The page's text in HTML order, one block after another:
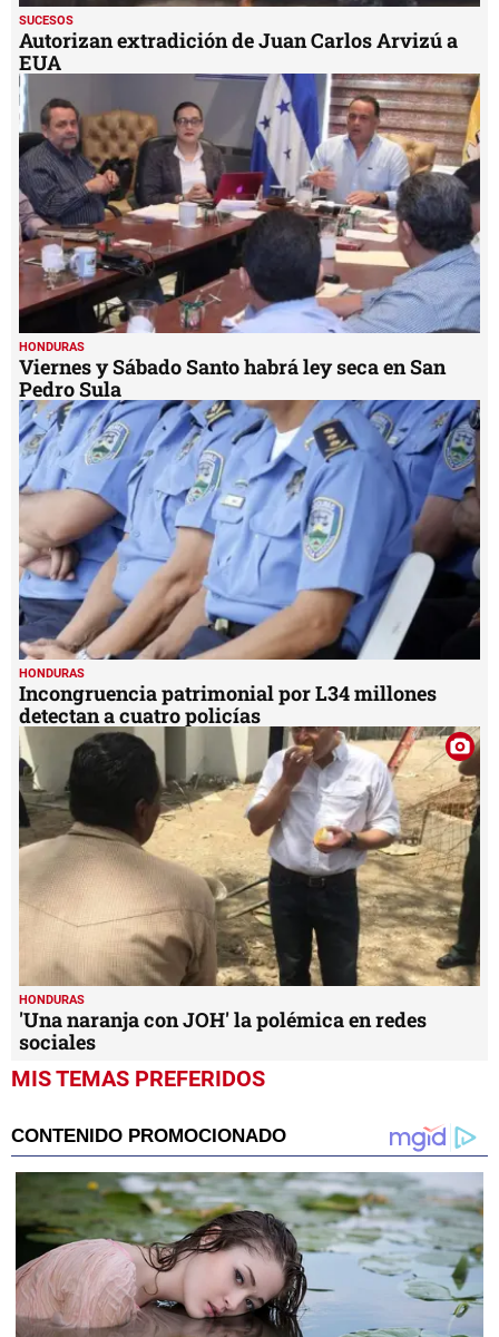
SUCESOS
Autorizan extradición de Juan Carlos Arvizú a
EUA
HONDURAS
Viernes y Sábado Santo habrá ley seca en San
Pedro Sula
HONDURAS
Incongruencia patrimonial por L34 millones
detectan a cuatro policías
HONDURAS
'Una naranja con JOH' la polémica en redes
sociales
MIS TEMAS PREFERIDOS